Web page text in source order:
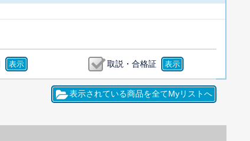
取説・合格証